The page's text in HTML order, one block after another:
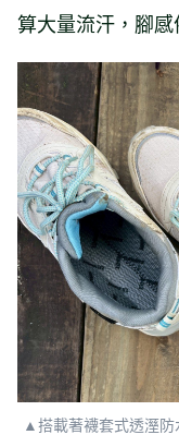
算大量流汗，腳感
▲搭載著襪套式透溼防